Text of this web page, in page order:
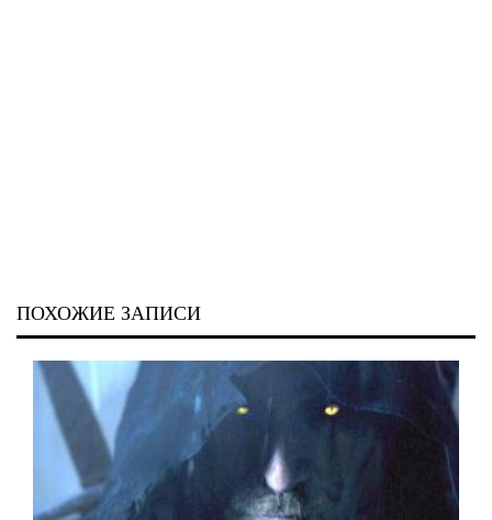
ПОХОЖИЕ ЗАПИСИ